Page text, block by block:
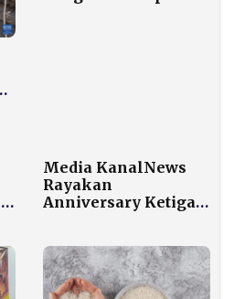
Media KanalNews
Rayakan
Anniversary Ketiga
Somber Rajeh